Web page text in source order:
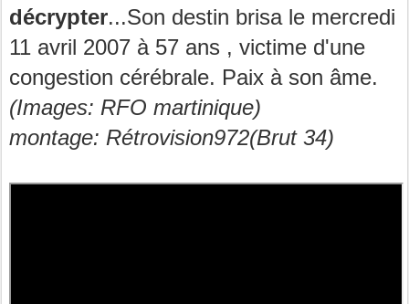
décrypter...Son destin brisa le mercredi
11 avril 2007 à 57 ans , victime d'une
congestion cérébrale. Paix à son âme.
(Images: RFO martinique)
montage: Rétrovision972(Brut 34)